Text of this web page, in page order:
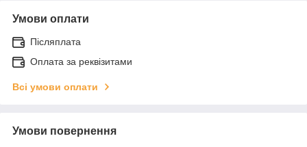
Умови оплати
Післяплата
Оплата за реквізитами
Всі умови оплати
Умови повернення